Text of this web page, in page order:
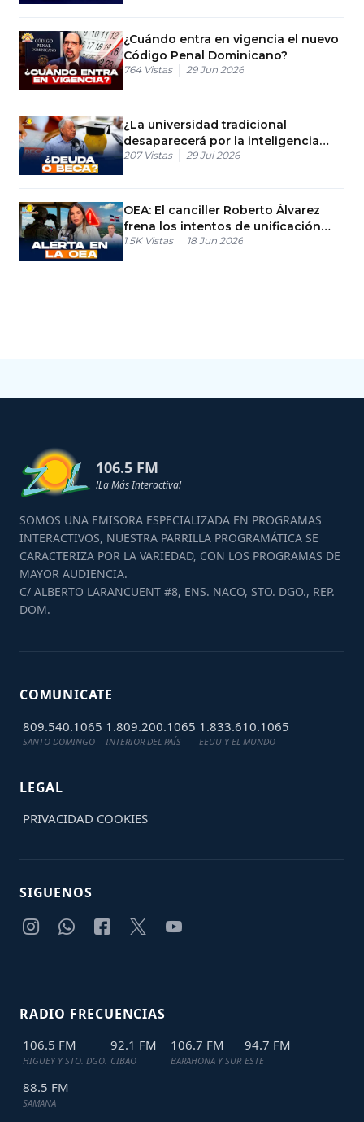
¿Cuándo entra en vigencia el nuevo
Código Penal Dominicano?
764 Vistas 29 Jun 2026
¿La universidad tradicional
desaparecerá por la inteligencia
artificial?
207 Vistas 29 Jul 2026
OEA: El canciller Roberto Álvarez
frena los intentos de unificación
con Haití
1.5K Vistas 18 Jun 2026
106.5 FM
!La Más Interactiva!
SOMOS UNA EMISORA ESPECIALIZADA EN PROGRAMAS
INTERACTIVOS, NUESTRA PARRILLA PROGRAMÁTICA SE
CARACTERIZA POR LA VARIEDAD, CON LOS PROGRAMAS DE
MAYOR AUDIENCIA.
C/ ALBERTO LARANCUENT #8, ENS. NACO, STO. DGO., REP.
DOM.
COMUNICATE
809.540.1065
SANTO DOMINGO
1.809.200.1065
INTERIOR DEL PAÍS
1.833.610.1065
EEUU Y EL MUNDO
LEGAL
PRIVACIDAD COOKIES
SIGUENOS
RADIO FRECUENCIAS
106.5 FM
HIGUEY Y STO. DGO.
92.1 FM
CIBAO
106.7 FM
BARAHONA Y SUR
94.7 FM
ESTE
88.5 FM
SAMANA